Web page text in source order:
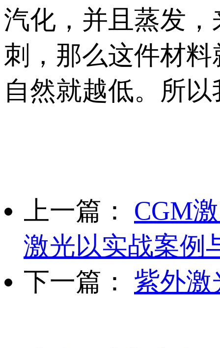
汽化，并且蒸发
刺，那么这件材
自然就越低。所
上一篇：
CGM
激光以实战案例
下一篇：
紫外激